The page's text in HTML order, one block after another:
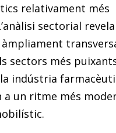
relativament més
sectorial
sectors més
indústria
a un ritme més